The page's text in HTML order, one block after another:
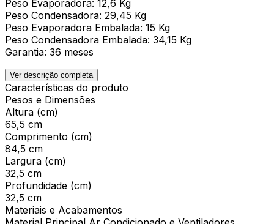
Peso Evaporadora: 12,6 Kg
Peso Condensadora: 29,45 Kg
Peso Evaporadora Embalada: 15 Kg
Peso Condensadora Embalada: 34,15 Kg
Garantia: 36 meses
Ver descrição completa
Características do produto
Pesos e Dimensões
Altura (cm)
65,5 cm
Comprimento (cm)
84,5 cm
Largura (cm)
32,5 cm
Profundidade (cm)
32,5 cm
Materiais e Acabamentos